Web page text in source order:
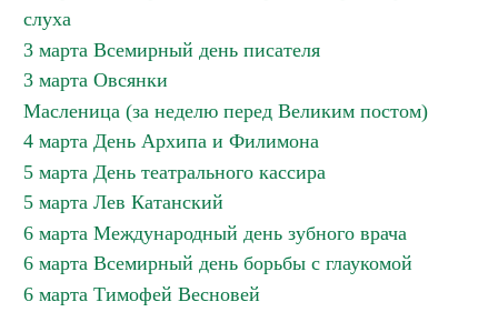
слуха
3 марта Всемирный день писателя
3 марта Овсянки
Масленица (за неделю перед Великим постом)
4 марта День Архипа и Филимона
5 марта День театрального кассира
5 марта Лев Катанский
6 марта Международный день зубного врача
6 марта Всемирный день борьбы с глаукомой
6 марта Тимофей Весновей